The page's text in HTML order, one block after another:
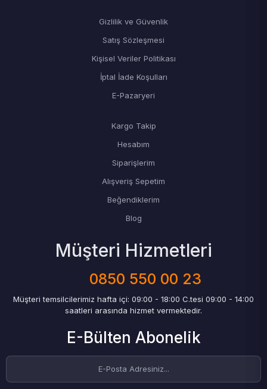
Gizlilik ve Güvenlik
Satış Sözleşmesi
Kişisel Veriler Politikası
İptal İade Koşulları
E-Pazaryeri
Kargo Takip
Hesabım
Siparişlerim
Alışveriş Sepetim
Beğendiklerim
Blog
Müşteri Hizmetleri
0850 550 00 23
Müşteri temsilcilerimiz hafta içi: 09:00 - 18:00 C.tesi 09:00 - 14:00
saatleri arasında hizmet vermektedir.
E-Bülten Abonelik